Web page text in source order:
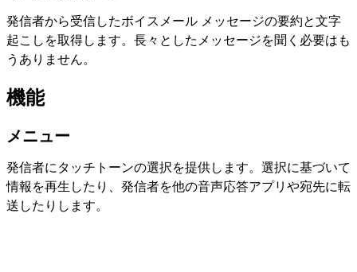
発信者から受信したボイスメール メッセージの要約と文字
起こしを取得します。長々としたメッセージを聞く必要はも
うありません。
機能
メニュー
発信者にタッチトーンの選択を提供します。選択に基づいて
情報を再生したり、発信者を他の音声応答アプリや宛先に転
送したりします。